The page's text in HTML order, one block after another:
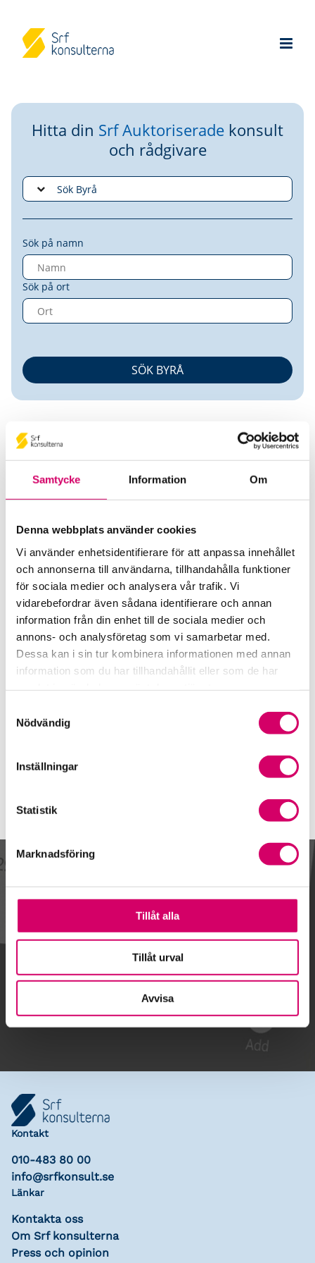
Samtycke Information Om
Denna webbplats använder cookies
Vi använder enhetsidentifierare för att anpassa innehållet
och annonserna till användarna, tillhandahålla funktioner
för sociala medier och analysera vår trafik. Vi
vidarebefordrar även sådana identifierare och annan
information från din enhet till de sociala medier och
annons- och analysföretag som vi samarbetar med.
Dessa kan i sin tur kombinera informationen med annan
information som du har tillhandahållit eller som de har
Nödvändig
Inställningar
Statistik
Marknadsföring
Tillåt alla
Tillåt urval
Avvisa
Hitta din Srf Auktoriserade konsult
och rådgivare
Sök på namn
Sök på ort
Kihlberg Företagskonsult AB
Göteborg
Telefon
031-335 05 77
Mobiltelefon
070-520 41 36
Skicka e-post
Lägg till i kalender
Kontakt
010-483 80 00
info@srfkonsult.se
Länkar
Kontakta oss
Om Srf konsulterna
Press och opinion